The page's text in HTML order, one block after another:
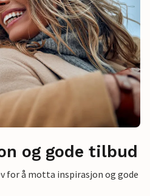
og gode tilbud
for å motta inspirasjon og gode